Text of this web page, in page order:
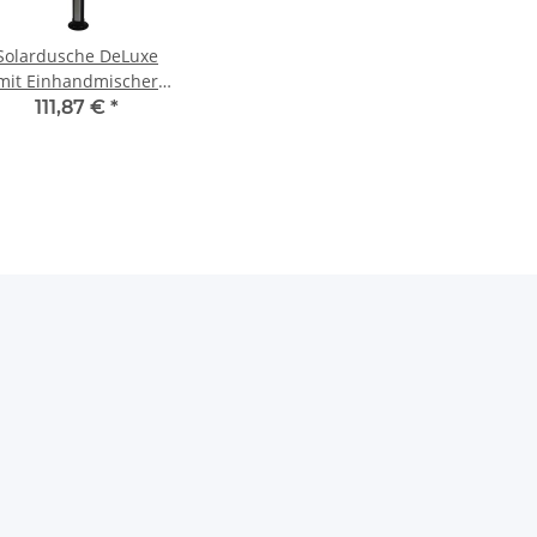
DeLuxe
Einhandmischer
Entnahmehahn
111,87 € *